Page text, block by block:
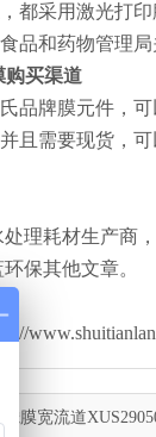
都采用激光打
品和药物管理
购买渠道
品牌膜元件，
且需要现货，
理耗材生产商
保其他文章。
滤膜宽流道